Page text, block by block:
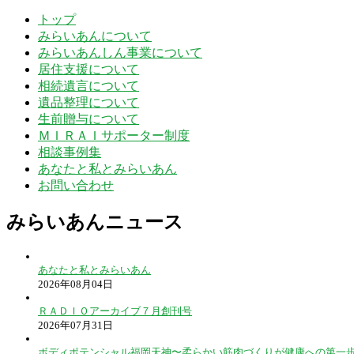
トップ
みらいあんについて
みらいあんしん事業について
居住支援について
相続遺言について
遺品整理について
生前贈与について
ＭＩＲＡＩサポーター制度
相談事例集
あなたと私とみらいあん
お問い合わせ
みらいあんニュース
あなたと私とみらいあん
2026年08月04日
ＲＡＤＩＯアーカイブ７月創刊号
2026年07月31日